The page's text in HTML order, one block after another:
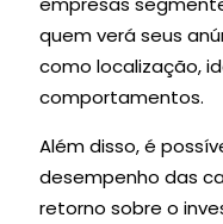
quem verá seus
como localização,
comportamentos.
Além disso, é
desempenho das
retorno sobre o